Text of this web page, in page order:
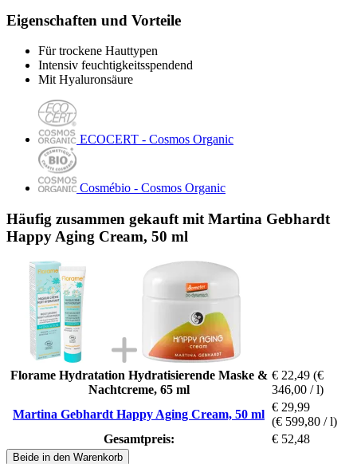
Eigenschaften und Vorteile
Für trockene Hauttypen
Intensiv feuchtigkeitsspendend
Mit Hyaluronsäure
ECOCERT - Cosmos Organic
Cosmébio - Cosmos Organic
Häufig zusammen gekauft mit Martina Gebhardt
Happy Aging Cream, 50 ml
Florame Hydratation Hydratisierende Maske &
Nachtcreme, 65 ml
€ 22,49 (€
346,00 / l)
Martina Gebhardt Happy Aging Cream, 50 ml
€ 29,99
(€ 599,80 / l)
Gesamtpreis:
€ 52,48
Beide in den Warenkorb